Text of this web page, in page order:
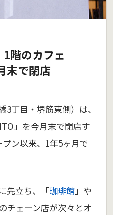
階のカフェ
末で閉店
丁目・堺筋東側）は、
」を今月末で閉店す
ン以来、1年5ヶ月で
先立ち、「珈琲館」や
チェーン店が次々とオ